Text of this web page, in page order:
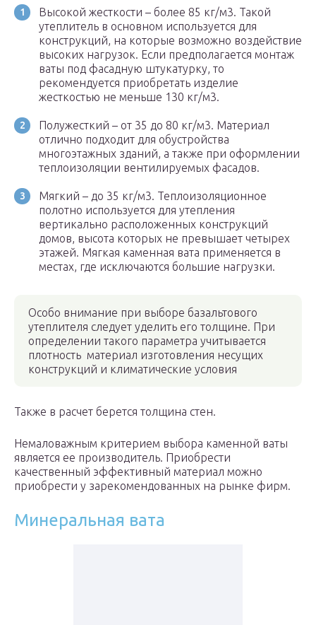
Высокой жесткости – более 85 кг/м3. Такой
утеплитель в основном используется для
конструкций, на которые возможно воздействие
высоких нагрузок. Если предполагается монтаж
ваты под фасадную штукатурку, то
рекомендуется приобретать изделие
жесткостью не меньше 130 кг/м3.
Полужесткий – от 35 до 80 кг/м3. Материал
отлично подходит для обустройства
многоэтажных зданий, а также при оформлении
теплоизоляции вентилируемых фасадов.
Мягкий – до 35 кг/м3. Теплоизоляционное
полотно используется для утепления
вертикально расположенных конструкций
домов, высота которых не превышает четырех
этажей. Мягкая каменная вата применяется в
местах, где исключаются большие нагрузки.
Особо внимание при выборе базальтового
утеплителя следует уделить его толщине. При
определении такого параметра учитывается
плотность материал изготовления несущих
конструкций и климатические условия
Также в расчет берется толщина стен.
Немаловажным критерием выбора каменной ваты
является ее производитель. Приобрести
качественный эффективный материал можно
приобрести у зарекомендованных на рынке фирм.
Минеральная вата